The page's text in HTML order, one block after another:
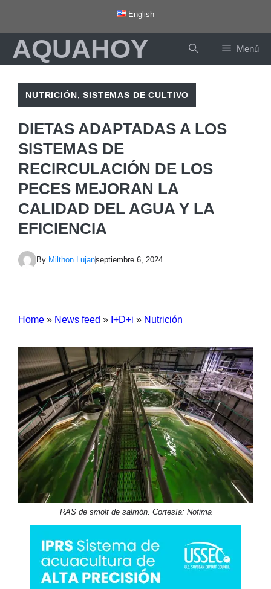
contenido
English
AQUAHOY Menú
NUTRICIÓN,SISTEMAS DE CULTIVO
DIETAS ADAPTADAS A LOS
SISTEMAS DE
RECIRCULACIÓN DE LOS
PECES MEJORAN LA
CALIDAD DEL AGUA Y LA
EFICIENCIA
By Milthon Lujanseptiembre 6, 2024
Home » News feed » I+D+i » Nutrición
RAS de smolt de salmón. Cortesía: Nofima